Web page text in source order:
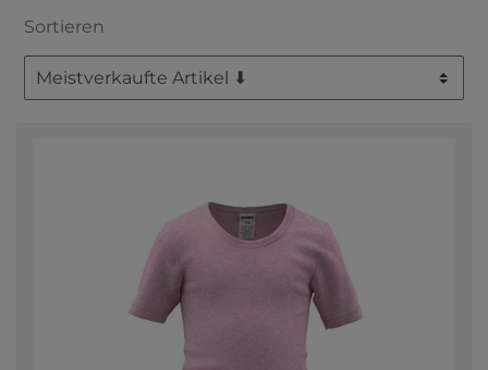
Sortieren